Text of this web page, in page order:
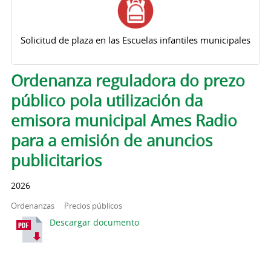
Solicitud de plaza en las Escuelas infantiles municipales
Solapas principales
Ordenanza reguladora do prezo
público pola utilización da
emisora municipal Ames Radio
para a emisión de anuncios
publicitarios
2026
Ordenanzas Precios públicos
Descargar documento